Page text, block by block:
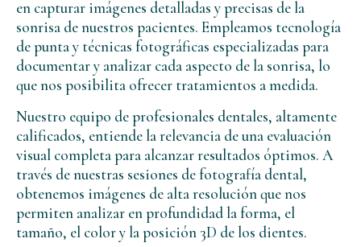
en capturar imágenes detalladas y precisas de la
sonrisa de nuestros pacientes. Empleamos tecnología
de punta y técnicas fotográficas especializadas para
documentar y analizar cada aspecto de la sonrisa, lo
que nos posibilita ofrecer tratamientos a medida.
Nuestro equipo de profesionales dentales, altamente
calificados, entiende la relevancia de una evaluación
visual completa para alcanzar resultados óptimos. A
través de nuestras sesiones de fotografía dental,
obtenemos imágenes de alta resolución que nos
permiten analizar en profundidad la forma, el
tamaño, el color y la posición 3D de los dientes.